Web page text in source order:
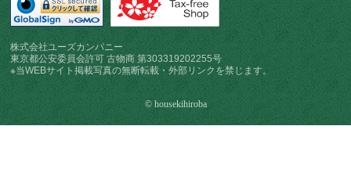
株式会社ユーズカンパニー
東京都公安委員会許可 古物商 第303319202255号
※当WEBサイト掲載写真の無断転載・外部リンクを禁じます。
© housekihiroba